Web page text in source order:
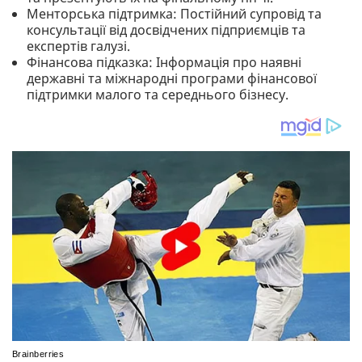
Менторська підтримка: Постійний супровід та
консультації від досвідчених підприємців та
експертів галузі.
Фінансова підказка: Інформація про наявні
державні та міжнародні програми фінансової
підтримки малого та середнього бізнесу.